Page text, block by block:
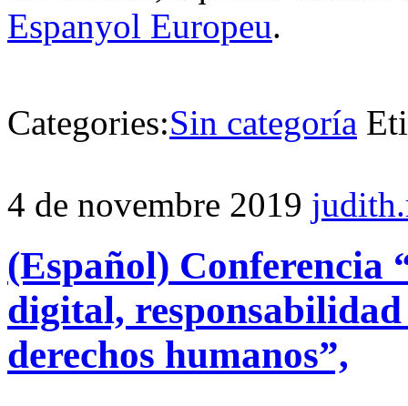
Espanyol Europeu.
Categories:Sin categoría
4 de novembre 2019
(Español) Conferencia
digital,
derechos humanos”,